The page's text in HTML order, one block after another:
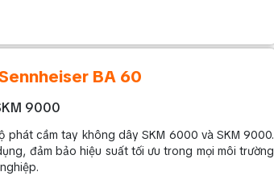
BA 60
9000
cầm tay không dây SKM 6000 và SKM 9000.
đảm bảo hiệu suất tối ưu trong mọi môi trường